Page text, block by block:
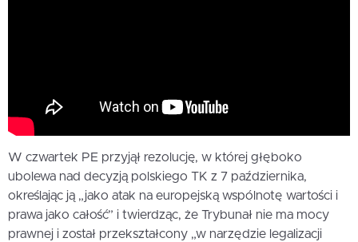
W czwartek PE przyjął rezolucję, w której głęboko
ubolewa nad decyzją polskiego TK z 7 października,
określając ją „jako atak na europejską wspólnotę wartości i
prawa jako całość” i twierdząc, że Trybunał nie ma mocy
prawnej i został przekształcony „w narzędzie legalizacji